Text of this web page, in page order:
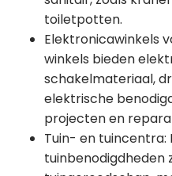
toiletpotten.
Elektronicawinkels
winkels bieden
schakelmateriaal,
elektrische
projecten en
Tuin- en tuincentra:
tuinbenodigdheden